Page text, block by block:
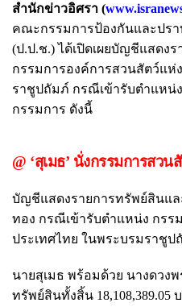
สำนักข่าวอิศรา (
คณะกรรมการป้องกันและปร
(ป.ป.ช.) ได้เปิดเผยบัญชีแสดง
กรรมการองค์การสวนสัตว์แห่
ราชูปถัมภ์ กรณีเข้ารับตำแหน่
กรรมการ ดังนี้
@ ‘สุเมธ’ นั่งกรรมการสว
บัญชีแสดงรายการทรัพย์สินแ
ทอง กรณีเข้ารับตำแหน่ง กรร
ประเทศไทย ในพระบรมราชูป
นายสุเมธ พร้อมด้วย นางดวง
ทรัพย์สินทั้งสิ้น 18,108,389.05